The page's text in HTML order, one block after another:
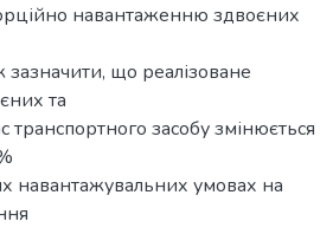
навантаженню здвоєних
зазначити, що реалізоване
та
засобу змінюється
навантажувальних умовах на